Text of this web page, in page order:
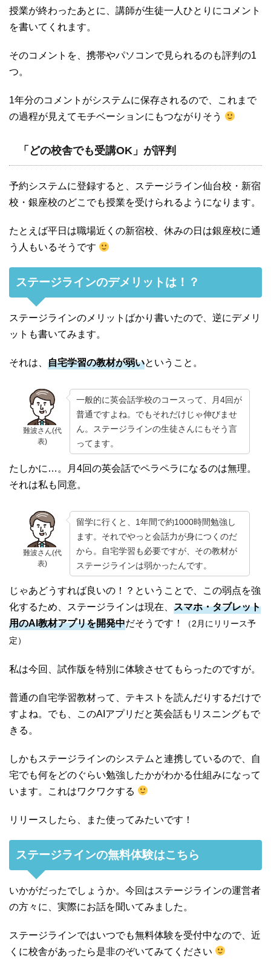
授業が終わったあとに、講師が生徒一人ひとりにコメント
を書いてくれます。
そのコメントを、携帯やパソコンで見られるのも評判の1
つ。
1年分のコメントがシステムに保存されるので、これまで
の過程が見えてモチベーションにもつながりそう
「どの校舎でも受講OK」が評判
予約システムに登録すると、ステージライン仙台校・新宿
校・銀座校のどこでも授業を受けられるようになります。
たとえば平日は職場近くの新宿校、休みの日は銀座校に通
う人もいるそうです
ステージラインのデメリットは！？
ステージラインのメリットばかり書いたので、逆にデメリ
ットも書いてみます。
それは、 自宅学習の教材が弱いということ。
難波さん(代
表)
一般的に英会話学校のコースって、月4回が
普通ですよね。でもそれだけじゃ伸びませ
ん。ステージラインの生徒さんにもそう言
ってます。
たしかに…。月4回の英会話でペラペラになるのは無理。
それは私も同意。
難波さん(代
表)
留学に行くと、1年間で約1000時間勉強し
ます。それでやっと会話力が身につくのだ
から。自宅学習も必要ですが、その教材が
ステージラインは弱かったんです。
じゃあどうすれば良いの！？ということで、この弱点を強
化するため、ステージラインは現在、 スマホ・タブレット
用のAI教材アプリを開発中だそうです！
（2月にリリース予
定）
私は今回、試作版を特別に体験させてもらったのですが。
普通の自宅学習教材って、テキストを読んだりするだけで
すよね。でも、このAIアプリだと英会話もリスニングもで
きる。
しかもステージラインのシステムと連携しているので、自
宅でも何をどのぐらい勉強したかがわかる仕組みになって
います。これはワクワクする
リリースしたら、また使ってみたいです！
ステージラインの無料体験はこちら
いかがだったでしょうか。今回はステージラインの運営者
の方々に、実際にお話を聞いてみました。
ステージラインではいつでも無料体験を受付中なので、近
くに校舎があったら是非のぞいてみてください